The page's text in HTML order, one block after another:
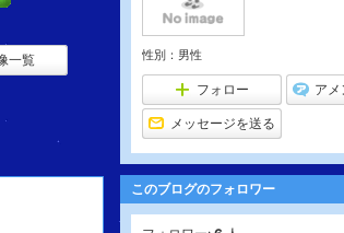
一覧 性別： 男性
フォロー ア
メッセージを送る
このブログのフォロワー